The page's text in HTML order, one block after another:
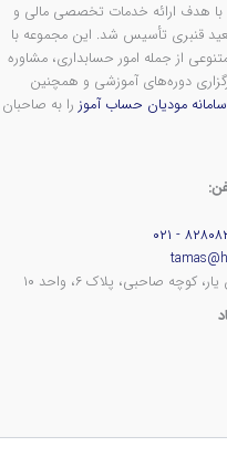
در مردادماه سال ۱۳۹۴ با هدف ارائه خدمات تخصصی مالی و
قنبری تأسیس شد. این مجموعه با
از جمله امور حسابداری، مشاوره
دوره‌های آموزشی و همچنین
مودیان حساب آموزرا به صاحبان
صاحبی، پلاک ۶، واحد ۱۰